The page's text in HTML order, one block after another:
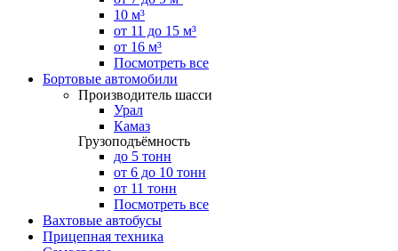
10 м³
от 11 до 15 м³
от 16 м³
Посмотреть все
Бортовые автомобили
Производитель шасси
Урал
Камаз
Грузоподъёмность
до 5 тонн
от 6 до 10 тонн
от 11 тонн
Посмотреть все
Вахтовые автобусы
Прицепная техника